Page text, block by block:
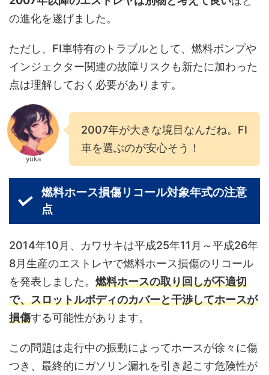
の進化を遂げました。
ただし、FI車特有のトラブルとして、燃料ポンプや
インジェクター関連の故障リスクも新たに加わった
点は理解しておく必要があります。
yuka
2007年が大きな境目なんだね。FI
車を選ぶのが安心そう！
燃料ホース損傷リコール対象年式の注意
点
2014年10月、カワサキは平成25年11月～平成26年
8月生産のエストレヤで燃料ホース損傷のリコール
を発表しました。 燃料ホースの取り回しが不適切
で、スロットルボディのカバーと干渉してホースが
損傷する可能性があります。
この問題は走行中の振動によってホースが徐々に傷
つき、最終的にガソリン漏れを引き起こす危険性が